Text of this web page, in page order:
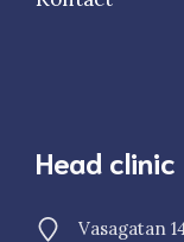
Head clinic
Vasagatan